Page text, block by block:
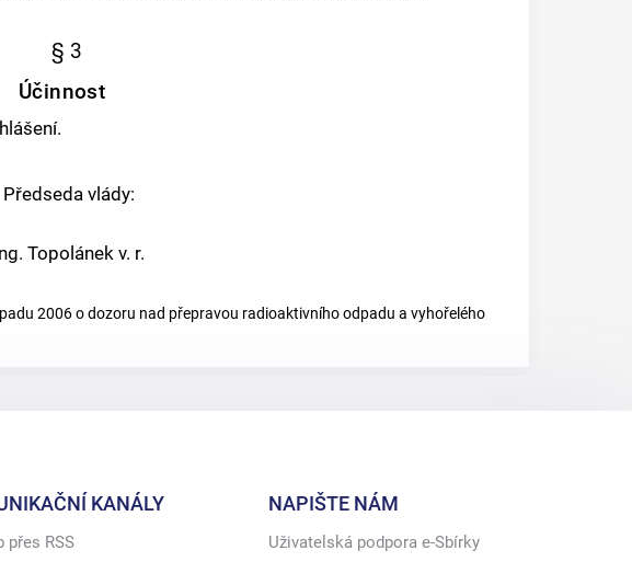
§ 3
Účinnost
Předseda vlády:
Topolánek v. r.
2006 o dozoru nad přepravou radioaktivního odpadu a vyhořelého
KANÁLY
přes RSS
NAPIŠTE NÁM
Uživatelská podpora e-Sbírky